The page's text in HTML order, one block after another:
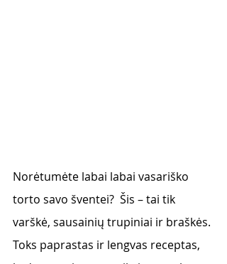
Norėtumėte labai labai vasariško
torto savo šventei?  Šis – tai tik
varškė, sausainių trupiniai ir braškės.
Toks paprastas ir lengvas receptas,